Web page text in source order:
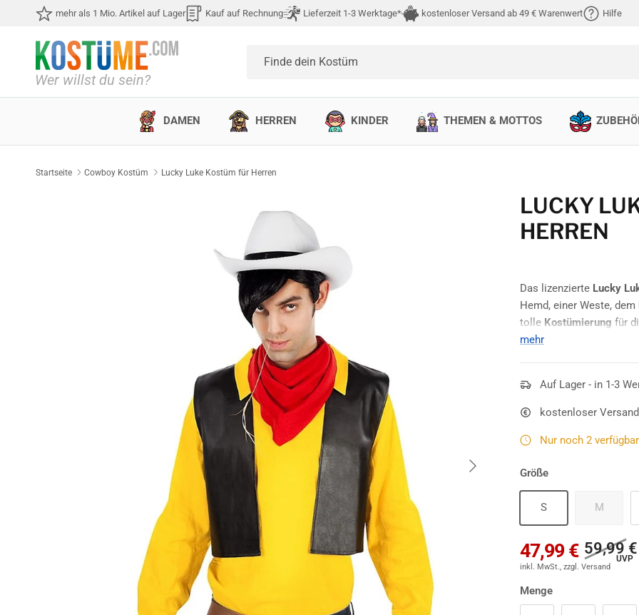
Direkt zum Inhaltmehr als 1 Mio. Artikel auf Lager Kauf auf Rechnung Lieferzeit 1-3 Werktage* kostenloser Versand ab 49 € Warenwert Hilfe
Finde dein Kostüm
DAMEN HERREN KINDER THEMEN & MOTTOS
Startseite Cowboy Kostüm Lucky Luke Kostüm für Herren
Nächste
LUCKY
HERREN
Das lizenzierte Lucky
Hemd, einer Weste,
tolle Kostümierung für
passenden Perücke und
Pferd können wir
mehr
Auf Lager - in 1-3
kostenloser
Nur noch 2
Größe
S M
47,99 € 59,99 €
Menge